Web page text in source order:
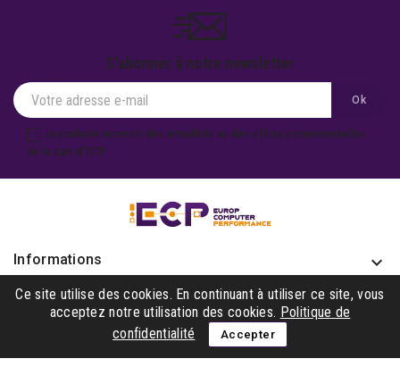
S'abonner à notre newsletter
Je souhaite recevoir des actualités ou des offres promotionnelles
de la part d'ECP.
Informations keyboard_arrow_down
Produits 
Notre société
Ce site utilise des cookies. En continuant à utiliser ce site, vous
acceptez notre utilisation des cookies. Politique de
confidentialité
Accepter
